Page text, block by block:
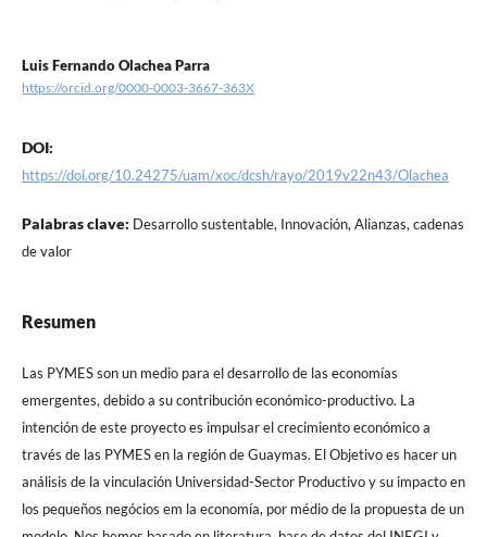
Luis Fernando Olachea Parra
https://orcid.org/0000-0003-3667-363X
DOI:
https://doi.org/10.24275/uam/xoc/dcsh/rayo/2019v22n43/Olachea
Palabras clave: Desarrollo sustentable, Innovación, Alianzas, cadenas
de valor
Resumen
Las PYMES son un medio para el desarrollo de las economías
emergentes, debido a su contribución económico-productivo. La
intención de este proyecto es impulsar el crecimiento económico a
través de las PYMES en la región de Guaymas. El Objetivo es hacer un
análisis de la vinculación Universidad-Sector Productivo y su impacto en
los pequeños negócios em la economía, por médio de la propuesta de un